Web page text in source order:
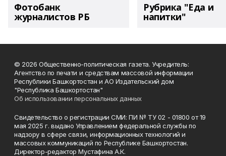
Фотобанк
журналистов РБ
Рубрика "Еда и
напитки"
© 2026 Общественно-политическая газета. Учредитель:
Агентство по печати и средствам массовой информации
Республики Башкортостан и АО Издательский дом
"Республика Башкортостан"
Об использовании персональных данных
Свидетельство о регистрации СМИ: ПИ № ТУ 02 - 01800 от 19
мая 2025 г. выдано Управлением федеральной службы по
надзору в сфере связи, информационных технологий и
массовых коммуникаций по Республике Башкортостан.
Директор-редактор Мустафина А.К.